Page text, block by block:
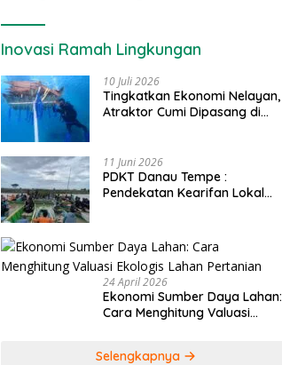
Inovasi Ramah Lingkungan
10 Juli 2026
Tingkatkan Ekonomi Nelayan,
Atraktor Cumi Dipasang di
11 Juni 2026
PDKT Danau Tempe :
Pendekatan Kearifan Lokal
24 April 2026
Ekonomi Sumber Daya Lahan:
Cara Menghitung Valuasi
Selengkapnya